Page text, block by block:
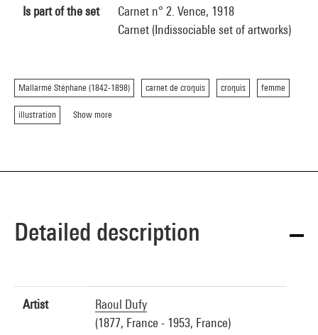
Is part of the set
Carnet n° 2. Vence, 1918
Carnet (Indissociable set of artworks)
Mallarmé Stéphane (1842-1898) carnet de croquis croquis femme
illustration Show more
Detailed description
Artist
Raoul Dufy
(1877, France - 1953, France)